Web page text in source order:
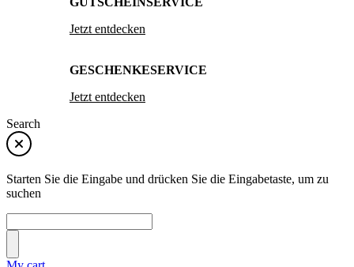
Jetzt entdecken
GESCHENKESERVICE
Jetzt entdecken
Search
Starten Sie die Eingabe und drücken Sie die Eingabetaste, um zu
suchen